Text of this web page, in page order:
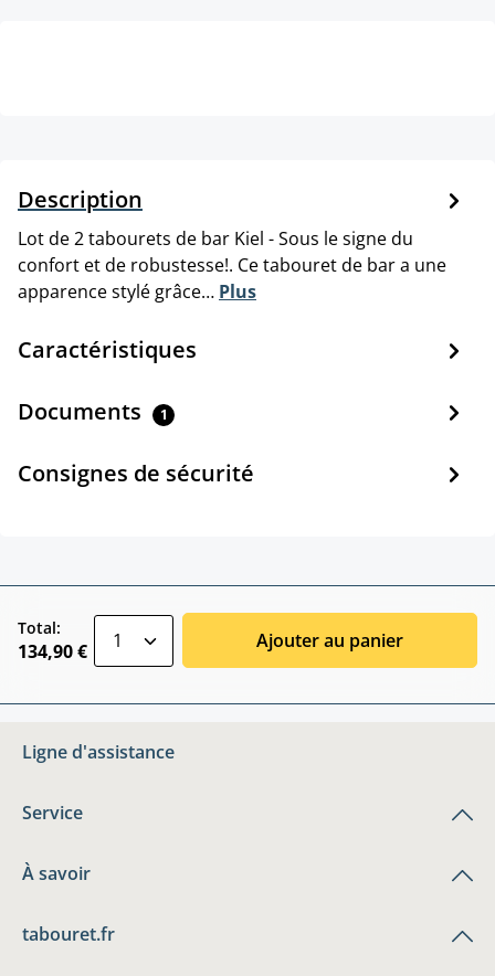
Description
Lot de 2 tabourets de bar Kiel - Sous le signe du
confort et de robustesse!. Ce tabouret de bar a une
apparence stylé grâce… Plus
Caractéristiques
Documents 1
Consignes de sécurité
Total:
134,90 € Ajouter au panier
Ligne d'assistance
Service
À savoir
tabouret.fr